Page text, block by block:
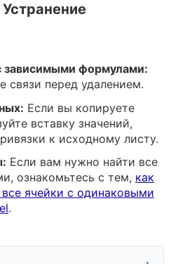
зависимыми формулами:
связи перед удалением.
Если вы копируете
вставку значений,
к исходному листу.
Если вам нужно найти все
ознакомьтесь с тем, как
ячейки с одинаковыми
.